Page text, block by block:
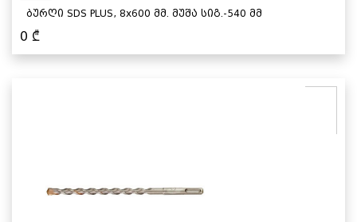
ბურღი SDS PLUS, 8x600 მმ. მუშა სიგ.-540 მმ
0 ₾